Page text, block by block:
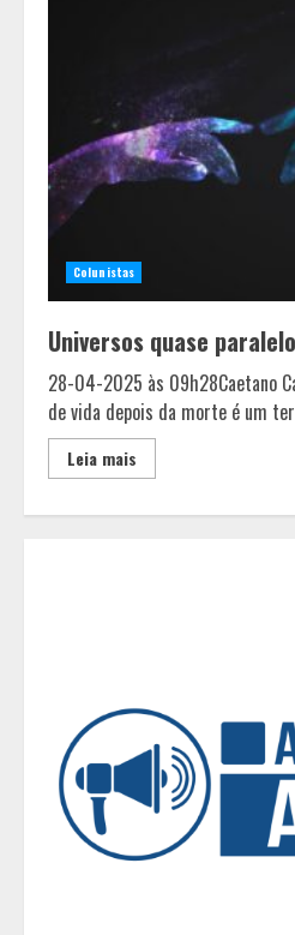
Colunistas
Universos quase
28-04-2025 às 09h28Caetano
de vida depois da morte é um
Leia mais
Cenário
alianças e
4
com
Montes
Chegada